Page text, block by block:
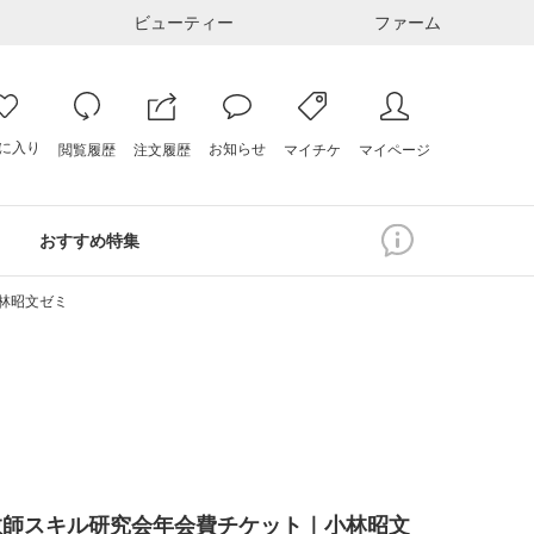
ビューティー ファーム
入り 閲覧履歴 注文履歴 お知らせ マイチケ マイページ
おすすめ特集
昭文ゼミ
スキル研究会年会費チケット｜小林昭文